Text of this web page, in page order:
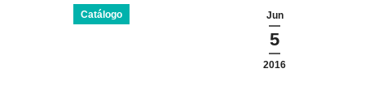
Jun
5
2016
Catálogo